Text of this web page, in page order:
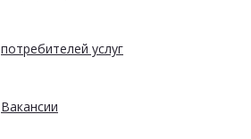
потребителей услуг
Вакансии